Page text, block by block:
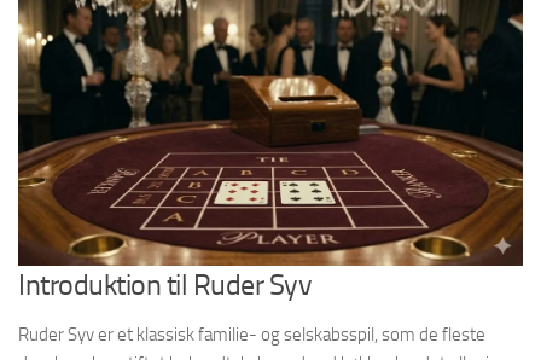
Introduktion til Ruder Syv
Ruder Syv er et klassisk familie- og selskabsspil, som de fleste